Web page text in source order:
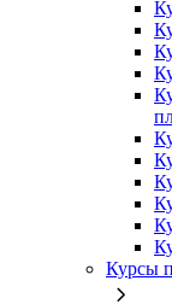
Курсы